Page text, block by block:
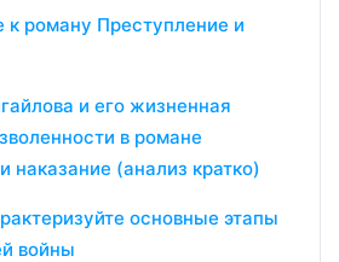
к роману Преступление и
и его жизненная
в романе
наказание (анализ кратко)
основные этапы
войны